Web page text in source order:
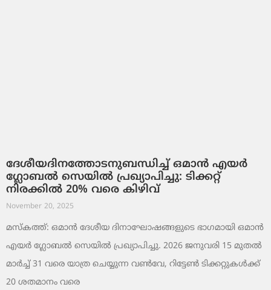
ദേശീയദിനത്തോടനുബന്ധിച്ച് ഒമാൻ എയർ
ഗ്ലോബൽ സെയിൽ പ്രഖ്യാപിച്ചു: ടിക്കറ്റ്
നിരക്കിൽ 20% വരെ കിഴിവ്
November 20, 2025
മസ്‌കത്ത്: ഒമാൻ ദേശീയ ദിനാഘോഷങ്ങളുടെ ഭാഗമായി ഒമാൻ
എയർ ഗ്ലോബൽ സെയിൽ പ്രഖ്യാപിച്ചു. 2026 ജനുവരി 15 മുതൽ
മാർച്ച് 31 വരെ യാത്ര ചെയ്യുന്ന വൺവേ, റിട്ടേൺ ടിക്കറ്റുകൾക്ക്
20 ശതമാനം വരെ